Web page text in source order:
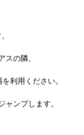
スの隣、
利用ください。
ンプします。